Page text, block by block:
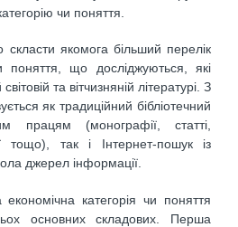
чи поняття.
якомога більший перелік
поняття, що досліджуються, які
та вітчизняній літературі. З
як традиційний бібліотечний
працям (монографії, статті,
тощо), так і Інтернет-пошук із
джерел інформації.
категорія чи поняття
основних складових. Перша